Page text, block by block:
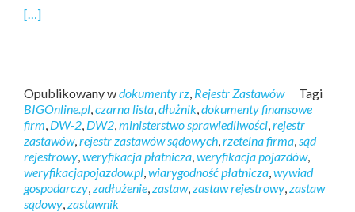
[…]
Opublikowany wdokumenty rz, Rejestr Zastawów
Tagi
BIGOnline.pl,czarna lista,dłużnik,dokumenty finansowe
firm, DW-2, DW2,ministerstwo sprawiedliwości,rejestr
zastawów,rejestr zastawów sądowych,rzetelna firma,sąd
rejestrowy,weryfikacja płatnicza,weryfikacja pojazdów,
weryfikacjapojazdow.pl,wiarygodność płatnicza,wywiad
gospodarczy,zadłużenie,zastaw,zastaw rejestrowy,zastaw
sądowy,zastawnik